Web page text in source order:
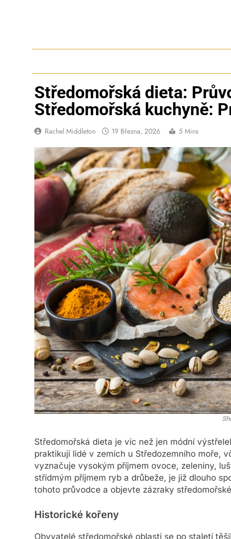
Středomořská dieta:
Středomořská kuchyně:
Rachel Middleton 19 Března, 2026 5 Mins
Středomořská dieta je víc než jen módní
praktikují lidé v zemích u Středozemního moře,
vyznačuje vysokým příjmem ovoce, zeleniny,
střídmým příjmem ryb a drůbeže, je již dlouho
tohoto průvodce a objevte zázraky
Historické kořeny
Obyvatelé středomořské oblasti se po staletí